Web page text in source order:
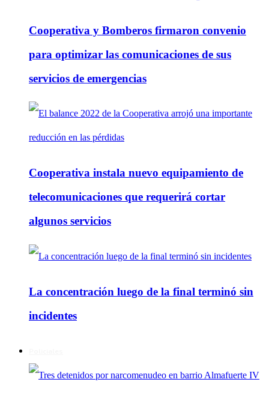
Cooperativa y Bomberos firmaron convenio
para optimizar las comunicaciones de sus
servicios de emergencias
Cooperativa instala nuevo equipamiento de
telecomunicaciones que requerirá cortar
algunos servicios
La concentración luego de la final terminó sin
incidentes